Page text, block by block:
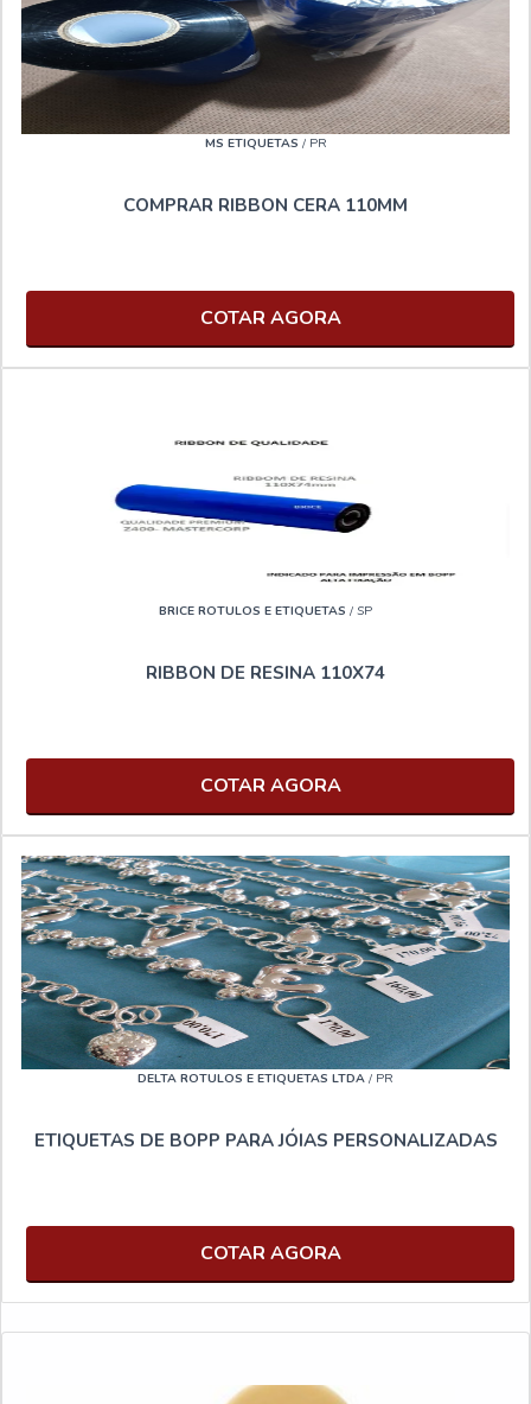
MS ETIQUETAS / PR
COMPRAR RIBBON CERA 110MM
COTAR AGORA
BRICE ROTULOS E ETIQUETAS / SP
RIBBON DE RESINA 110X74
COTAR AGORA
DELTA ROTULOS E ETIQUETAS LTDA / PR
ETIQUETAS DE BOPP PARA JÓIAS PERSONALIZADAS
COTAR AGORA